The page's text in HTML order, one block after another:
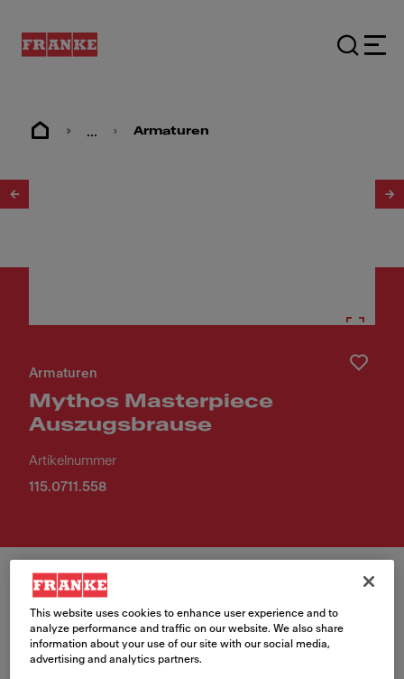
... Armaturen
Armaturen
Mythos Masterpiece
Auszugsbrause
Artikelnummer
115.0711.558
Farbe
This website uses cookies to enhance user experience and to
analyze performance and traffic on our website. We also share
information about your use of our site with our social media,
advertising and analytics partners.